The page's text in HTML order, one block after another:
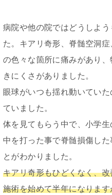
病院や他の院ではどうしよ
た。キアリ奇形、脊髄空洞
の色々な箇所に痛みがあり
きにくさがありました。
眼球がいつも揺れ動いてい
ていました。
体を見てもらう中で、小学
中を打った事で脊髄損傷し
とがわかりました。
キアリ奇形もひどくなく、
施術を始めて半年になりま